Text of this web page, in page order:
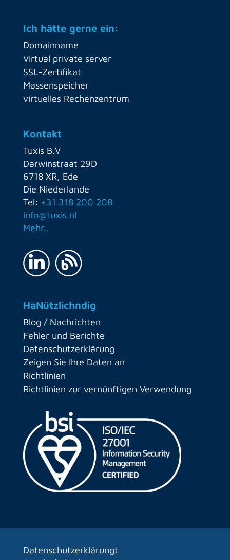
Ich hätte gerne ein:
Domainname
Virtual private server
SSL-Zertifikat
Massenspeicher
virtuelles Rechenzentrum
Kontakt
Tuxis B.V
Darwinstraat 29D
6718 XR, Ede
Die Niederlande
Tel: +31 318 200 208
info@tuxis.nl
Mehr..
HaNützlichndig
Blog / Nachrichten
Fehler und Berichte
Datenschutzerklärung
Zeigen Sie Ihre Daten an
Richtlinien
Richtlinien zur vernünftigen Verwendung
Datenschutzerklärungt